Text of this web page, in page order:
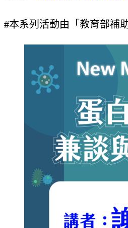
#本系列活動由「教育部補